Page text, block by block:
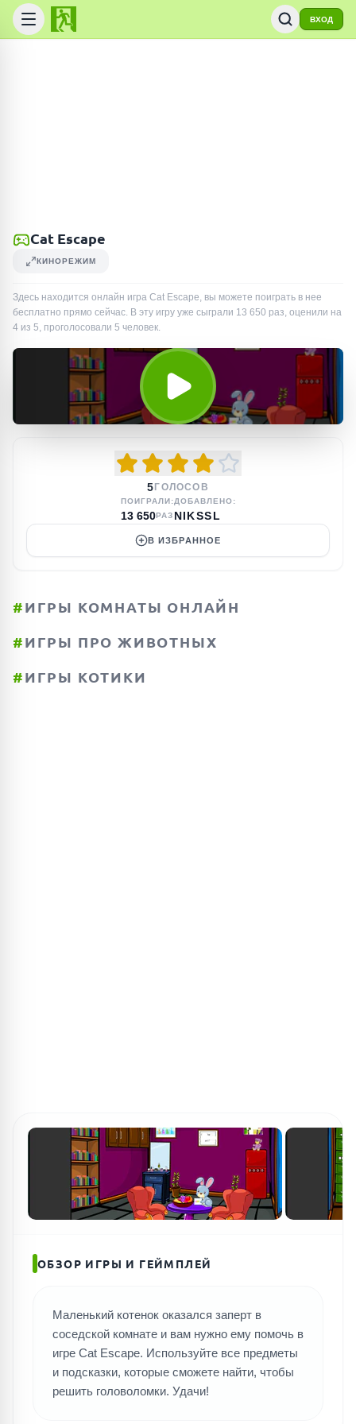
ВХОД
Cat Escape
КИНОРЕЖИМ
Здесь находится онлайн игра Cat Escape, вы можете поиграть в нее
бесплатно прямо сейчас. В эту игру уже сыграли 13 650 раз, оценили на
4 из 5, проголосовали 5 человек.
5 ГОЛОСОВ
ПОИГРАЛИ:
13 650РАЗ
ДОБАВЛЕНО:
NIKSSL
В ИЗБРАННОЕ
#ИГРЫ КОМНАТЫ ОНЛАЙН
#ИГРЫ ПРО ЖИВОТНЫХ
#ИГРЫ КОТИКИ
ОБЗОР ИГРЫ И ГЕЙМПЛЕЙ
Маленький котенок оказался заперт в
соседской комнате и вам нужно ему помочь в
игре Cat Escape. Используйте все предметы
и подсказки, которые сможете найти, чтобы
решить головоломки. Удачи!